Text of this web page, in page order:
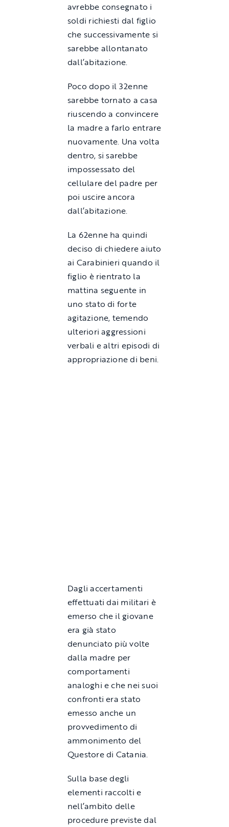
avrebbe consegnato i
soldi richiesti dal figlio
che successivamente si
sarebbe allontanato
dall’abitazione.
Poco dopo il 32enne
sarebbe tornato a casa
riuscendo a convincere
la madre a farlo entrare
nuovamente. Una volta
dentro, si sarebbe
impossessato del
cellulare del padre per
poi uscire ancora
dall’abitazione.
La 62enne ha quindi
deciso di chiedere aiuto
ai Carabinieri quando il
figlio è rientrato la
mattina seguente in
uno stato di forte
agitazione, temendo
ulteriori aggressioni
verbali e altri episodi di
appropriazione di beni.
Dagli accertamenti
effettuati dai militari è
emerso che il giovane
era già stato
denunciato più volte
dalla madre per
comportamenti
analoghi e che nei suoi
confronti era stato
emesso anche un
provvedimento di
ammonimento del
Questore di Catania.
Sulla base degli
elementi raccolti e
nell’ambito delle
procedure previste dal